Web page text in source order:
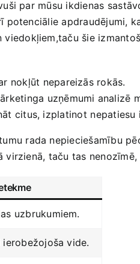
par mūsu ikdienas⁤
apdraudējumi,⁢
šie
nokļūt nepareizās‍ rokās.
uzņēmumi
citus, izplatinot ⁤nepatiesu
rada nepieciešamību
taču tas
uzbrukumiem.
vide.